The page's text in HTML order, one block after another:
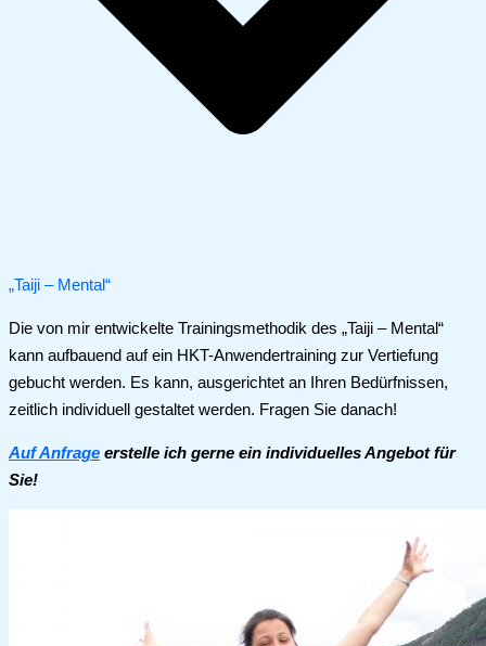
„Taiji – Mental“
Die von mir entwickelte Trainingsmethodik des „Taiji – Mental“
kann aufbauend auf ein HKT-Anwendertraining zur Vertiefung
gebucht werden. Es kann, ausgerichtet an Ihren Bedürfnissen,
zeitlich individuell gestaltet werden. Fragen Sie danach!
Auf Anfrage erstelle ich gerne ein individuelles Angebot für
Sie!